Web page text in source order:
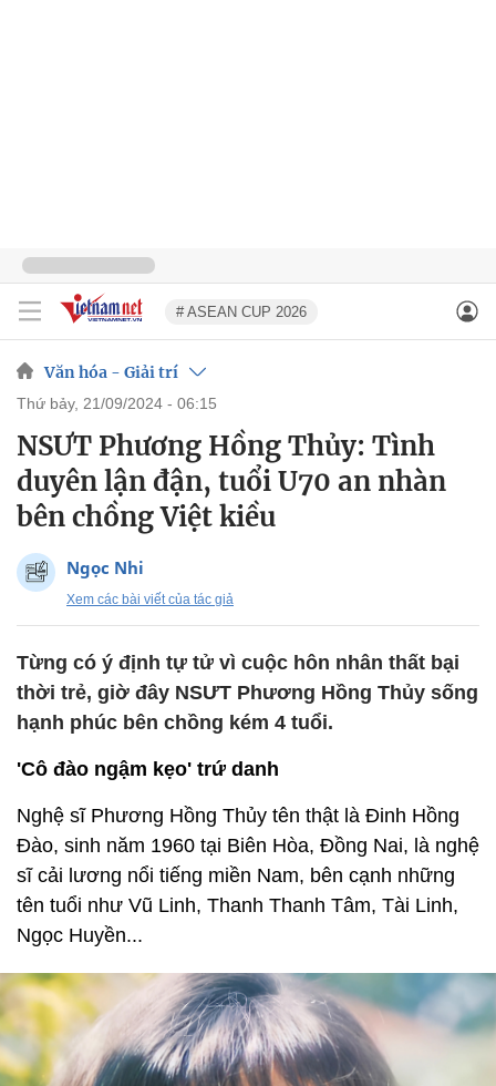
# ASEAN CUP 2026
Văn hóa - Giải trí
thứ bảy, 21/09/2024 - 06:15
NSƯT Phương Hồng Thủy: Tình
duyên lận đận, tuổi U70 an nhàn
bên chồng Việt kiều
Ngọc Nhi
Xem các bài viết của tác giả
Từng có ý định tự tử vì cuộc hôn nhân thất bại
thời trẻ, giờ đây NSƯT Phương Hồng Thủy sống
hạnh phúc bên chồng kém 4 tuổi.
'Cô đào ngậm kẹo' trứ danh
Nghệ sĩ Phương Hồng Thủy tên thật là Đinh Hồng
Đào, sinh năm 1960 tại Biên Hòa, Đồng Nai, là nghệ
sĩ cải lương nổi tiếng miền Nam, bên cạnh những
tên tuổi như Vũ Linh, Thanh Thanh Tâm, Tài Linh,
Ngọc Huyền...